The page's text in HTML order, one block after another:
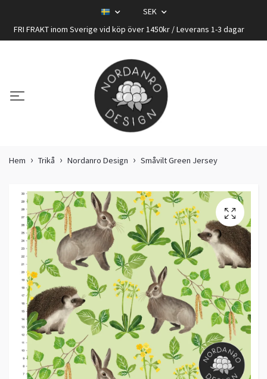
SEK
FRI FRAKT inom Sverige vid köp över 1450kr / Leverans 1-3 dagar
Hem Trikå Nordanro Design Småvilt Green Jersey